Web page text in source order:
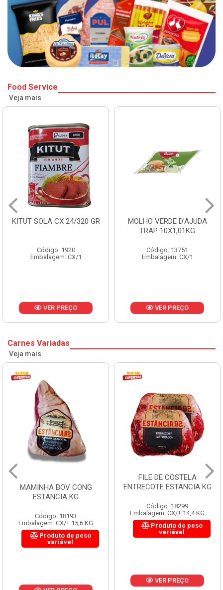
Food Service
Veja mais
CX 24/320 GR
Código: 1920
CX/1
VER PREÇO
MOLHO VERDE D'AJUDA
TRAP 10X1,01KG
Código: 13751
Embalagem: CX/1
VER PREÇO
Carnes Variadas
Veja mais
MAMINHA BOV CONG
ESTANCIA KG
Código: 18193
Embalagem: CX/± 15,6 KG
Produto de peso
variável
FILE DE COSTELA
ENTRECOTE ESTANCIA KG
Código: 18299
Embalagem: CX/± 14,4 KG
Produto de peso
variável
VER PREÇO